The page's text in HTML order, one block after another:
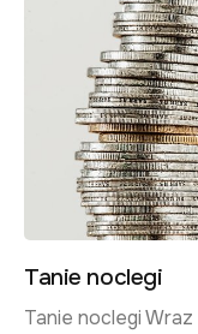
Tanie noclegi
​Tanie noclegi​